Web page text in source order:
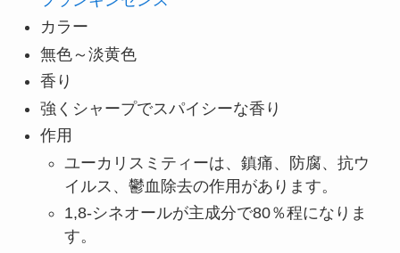
カラー
無色～淡黄色
香り
強くシャープでスパイシーな香り
作用
ユーカリスミティーは、鎮痛、防腐、抗ウ
イルス、鬱血除去の作用があります。
1,8-シネオールが主成分で80％程になりま
す。